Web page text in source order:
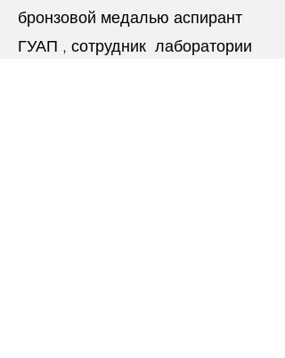
бронзовой медалью аспирант
ГУАП , сотрудник лаборатории